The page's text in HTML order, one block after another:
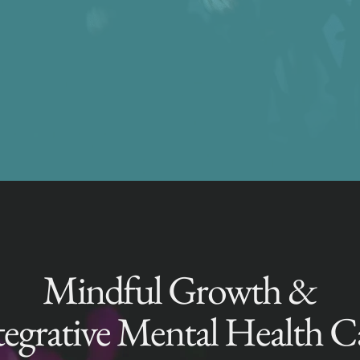
Mindful Growth &
Mental Health